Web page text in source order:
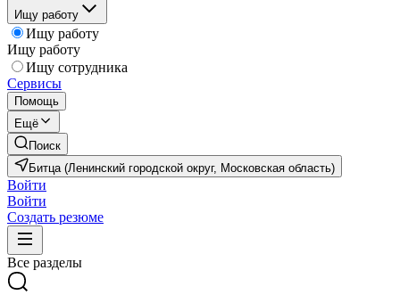
Ищу работу
Ищу работу
Ищу работу
Ищу сотрудника
Сервисы
Помощь
Ещё
Поиск
Битца (Ленинский городской округ, Московская область)
Войти
Войти
Создать резюме
Все разделы